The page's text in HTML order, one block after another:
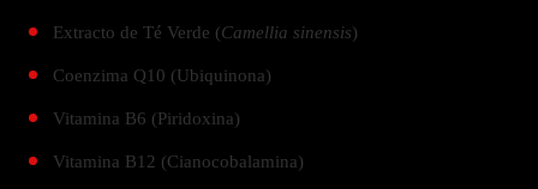
Extracto de Té Verde (Camellia sinensis)
Coenzima Q10 (Ubiquinona)
Vitamina B6 (Piridoxina)
Vitamina B12 (Cianocobalamina)